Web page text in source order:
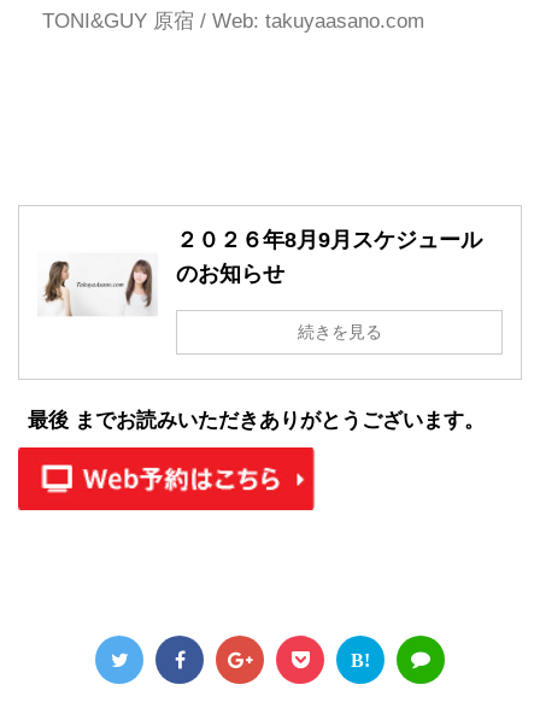
TONI&GUY 原宿 / Web: takuyaasano.com
２０２６年8月9月スケジュール
のお知らせ
続きを見る
最後 までお読みいただきありがとうございます。
B!